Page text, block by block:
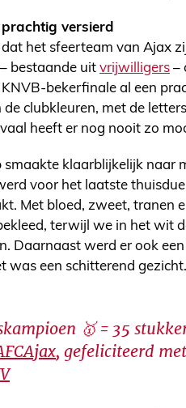
versierd
het sfeerteam van Ajax
bestaande uit vrijwilligers –
bekerfinale al een
clubkleuren, met de letters
heeft er nog nooit zo
smaakte klaarblijkelijk naar
voor het laatste
Met bloed, zweet, tranen
terwijl we in het wit
Daarnaast werd er ook een
was een schitterend
🥇 = 35
, gefeliciteerd